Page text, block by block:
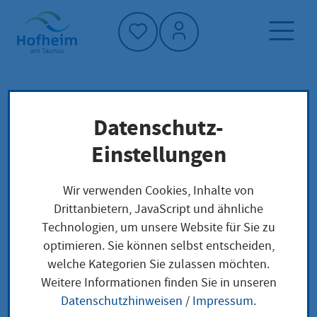
Startseite"
Politik und Verwaltung
Finanzen und Beteiligungen
Haushaltsplan
Auf den nachfolgenden Seiten werden
Ihnen die entsprechenden Dateien als
Datenschutz-
Einstellungen
Wir verwenden Cookies, Inhalte von
Drittanbietern, JavaScript und ähnliche
Technologien, um unsere Website für Sie zu
optimieren. Sie können selbst entscheiden,
welche Kategorien Sie zulassen möchten.
Weitere Informationen finden Sie in unseren
Datenschutzhinweisen / Impressum.